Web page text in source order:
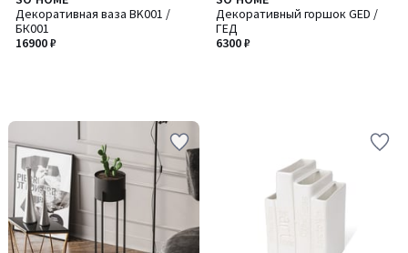
Декоративная ваза BK001 /
БК001
16900 ₽
Декоративный горшок GED /
ГЕД
6300 ₽